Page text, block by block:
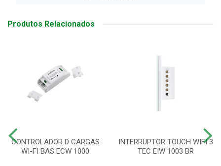
Produtos Relacionados
CONTROLADOR D CARGAS
WI-FI BAS ECW 1000
INTERRUPTOR TOUCH WIFI 3
TEC EIW 1003 BR